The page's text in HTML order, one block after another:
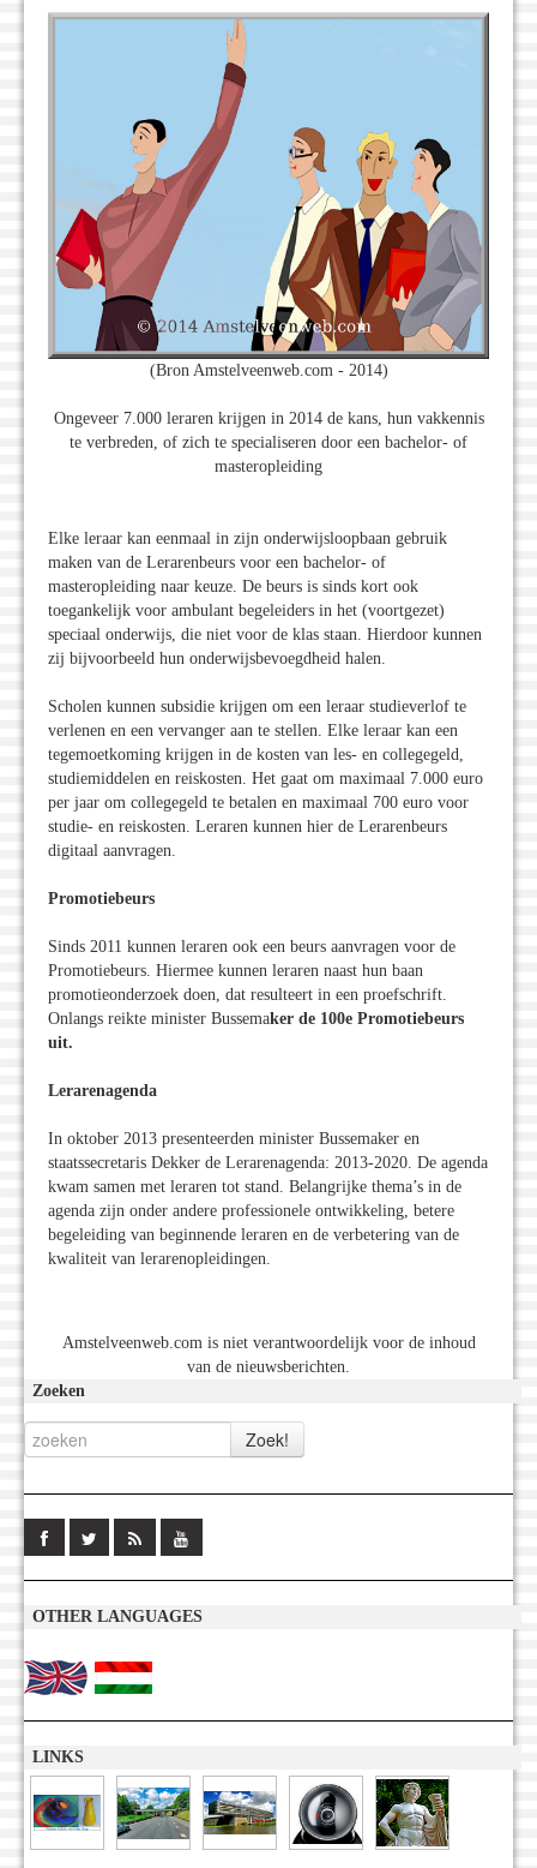
(Bron Amstelveenweb.com - 2014)
Ongeveer 7.000 leraren krijgen in 2014 de kans, hun vakkennis
te verbreden, of zich te specialiseren door een bachelor- of
masteropleiding
Elke leraar kan eenmaal in zijn onderwijsloopbaan gebruik
maken van de Lerarenbeurs voor een bachelor- of
masteropleiding naar keuze. De beurs is sinds kort ook
toegankelijk voor ambulant begeleiders in het (voortgezet)
speciaal onderwijs, die niet voor de klas staan. Hierdoor kunnen
zij bijvoorbeeld hun onderwijsbevoegdheid halen.
Scholen kunnen subsidie krijgen om een leraar studieverlof te
verlenen en een vervanger aan te stellen. Elke leraar kan een
tegemoetkoming krijgen in de kosten van les- en collegegeld,
studiemiddelen en reiskosten. Het gaat om maximaal 7.000 euro
per jaar om collegegeld te betalen en maximaal 700 euro voor
studie- en reiskosten. Leraren kunnen hier de Lerarenbeurs
digitaal aanvragen.
Promotiebeurs
Sinds 2011 kunnen leraren ook een beurs aanvragen voor de
Promotiebeurs. Hiermee kunnen leraren naast hun baan
promotieonderzoek doen, dat resulteert in een proefschrift.
Onlangs reikte minister Bussemaker de 100e Promotiebeurs
uit.
Lerarenagenda
In oktober 2013 presenteerden minister Bussemaker en
staatssecretaris Dekker de Lerarenagenda: 2013-2020. De agenda
kwam samen met leraren tot stand. Belangrijke thema’s in de
agenda zijn onder andere professionele ontwikkeling, betere
begeleiding van beginnende leraren en de verbetering van de
kwaliteit van lerarenopleidingen.
Amstelveenweb.com is niet verantwoordelijk voor de inhoud
van de nieuwsberichten.
Zoeken
OTHER LANGUAGES
LINKS